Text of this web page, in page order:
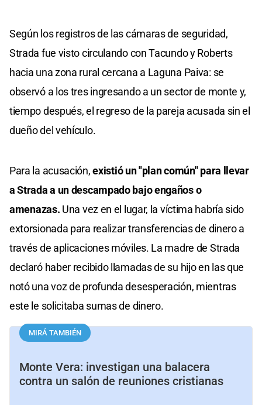
Según los registros de las cámaras de seguridad,
Strada fue visto circulando con Tacundo y Roberts
hacia una zona rural cercana a Laguna Paiva: se
observó a los tres ingresando a un sector de monte y,
tiempo después, el regreso de la pareja acusada sin el
dueño del vehículo.
Para la acusación,existió un "plan común" para llevar
a Strada a un descampado bajo engaños o
amenazas. Una vez en el lugar, la víctima habría sido
extorsionada para realizar transferencias de dinero a
través de aplicaciones móviles. La madre de Strada
declaró haber recibido llamadas de su hijo en las que
notó una voz de profunda desesperación, mientras
este le solicitaba sumas de dinero.
MIRÁ TAMBIÉN
Monte Vera: investigan una balacera
contra un salón de reuniones cristianas